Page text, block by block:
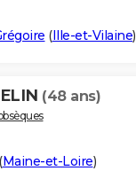
(Ille-et-Vilaine)
(48 ans)
Maine-et-Loire)